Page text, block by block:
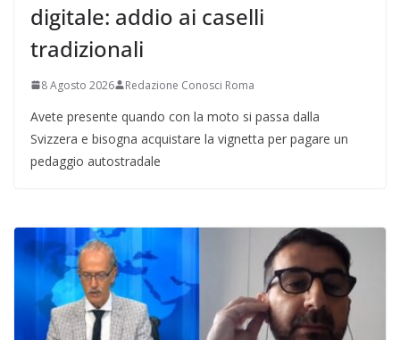
digitale: addio ai caselli
tradizionali
8 Agosto 2026 Redazione Conosci Roma
Avete presente quando con la moto si passa dalla
Svizzera e bisogna acquistare la vignetta per pagare un
pedaggio autostradale